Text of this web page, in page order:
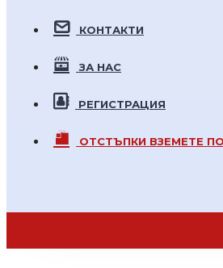
КОНТАКТИ
ЗА НАС
РЕГИСТРАЦИЯ
ОТСТЪПКИ ВЗЕМЕТЕ